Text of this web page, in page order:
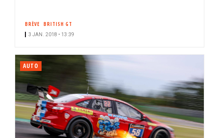
BRÈVE BRITISH GT
3 JAN. 2018 • 13:39
AUTO